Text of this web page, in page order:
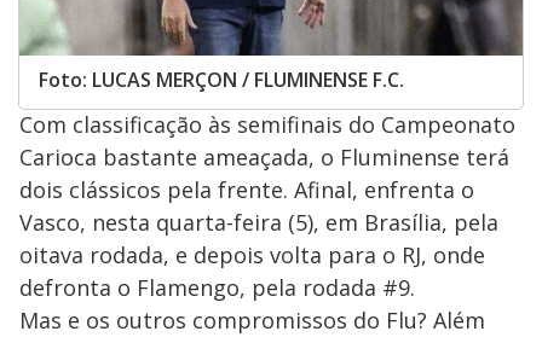
Foto: LUCAS MERÇON / FLUMINENSE F.C.
Com classificação às semifinais do Campeonato
Carioca bastante ameaçada, o Fluminense terá
dois clássicos pela frente. Afinal, enfrenta o
Vasco, nesta quarta-feira (5), em Brasília, pela
oitava rodada, e depois volta para o RJ, onde
defronta o Flamengo, pela rodada #9.
Mas e os outros compromissos do Flu? Além